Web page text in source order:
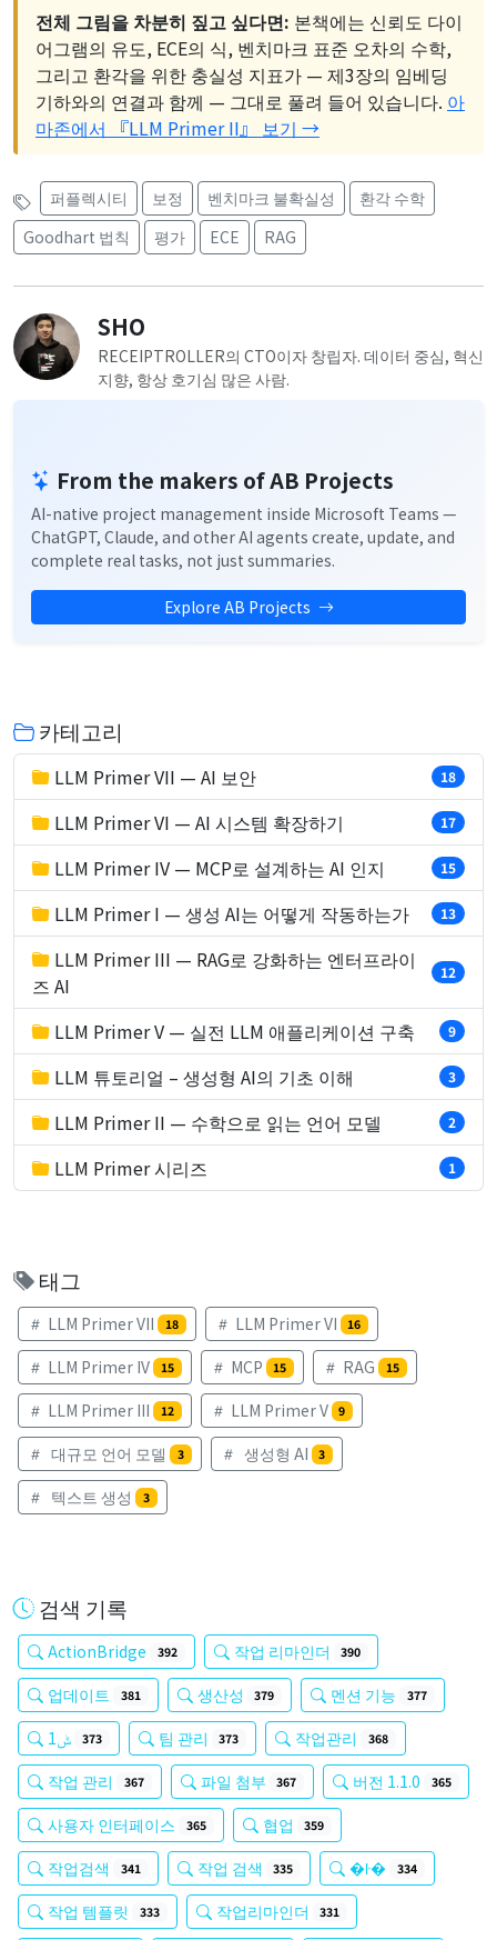
전체 그림을 차분히 짚고 싶다면: 본책에는 신뢰도 다이
어그램의 유도, ECE의 식, 벤치마크 표준 오차의 수학,
그리고 환각을 위한 충실성 지표가 — 제3장의 임베딩
기하와의 연결과 함께 — 그대로 풀려 들어 있습니다. 아
마존에서 『LLM Primer II』 보기 →
퍼플렉시티 보정 벤치마크 불확실성
환각 수학
Goodhart 법칙
평가 ECE RAG
SHO
RECEIPTROLLER의 CTO이자 창립자. 데이터 중심, 혁신
지향, 항상 호기심 많은 사람.
From the makers of AB Projects
AI-native project management inside Microsoft Teams —
ChatGPT, Claude, and other AI agents create, update, and
complete real tasks, not just summaries.
Explore AB Projects
카테고리
LLM Primer VII — AI 보안 18
LLM Primer VI — AI 시스템 확장하기 17
LLM Primer IV — MCP로 설계하는 AI 인지 15
LLM Primer I — 생성 AI는 어떻게 작동하는가 13
LLM Primer III — RAG로 강화하는 엔터프라이
즈 AI
12
LLM Primer V — 실전 LLM 애플리케이션 구축 9
LLM 튜토리얼 – 생성형 AI의 기초 이해 3
LLM Primer II — 수학으로 읽는 언어 모델 2
LLM Primer 시리즈 1
태그
LLM Primer VII 18 LLM Primer VI 16
LLM Primer IV 15 MCP 15 RAG 15
LLM Primer III 12 LLM Primer V 9
대규모 언어 모델 3 생성형 AI 3
텍스트 생성 3
검색 기록
ActionBridge 392 작업 리마인더 390
업데이트 381 생산성 379 멘션 기능 377
373 팀 관리 373 작업관리 368
작업 관리 367 파일 첨부 367 버전 1.1.0 365
사용자 인터페이스 365 협업 359
작업검색 341 작업 검색 335 �ŀ� 334
작업 템플릿 333 작업리마인더 331